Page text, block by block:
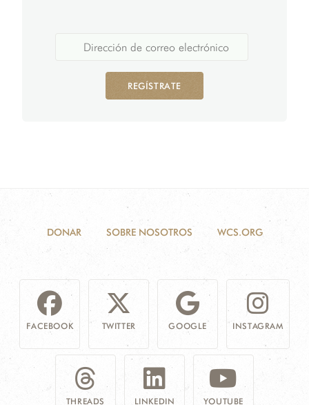
REGÍSTRATE
DONAR SOBRE NOSOTROS WCS.ORG
FACEBOOK TWITTER GOOGLE INSTAGRAM
THREADS LINKEDIN YOUTUBE